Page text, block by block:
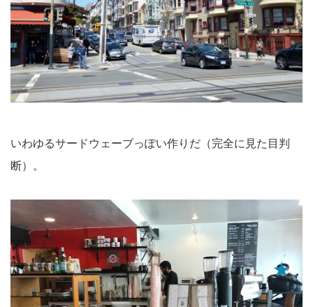
いわゆるサードウェーブっぽい作りだ（完全に見た目判
断）。